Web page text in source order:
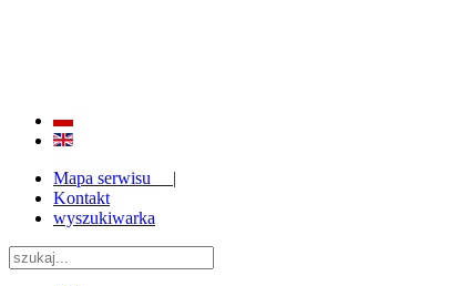
Mapa serwisu |
Kontakt
wyszukiwarka